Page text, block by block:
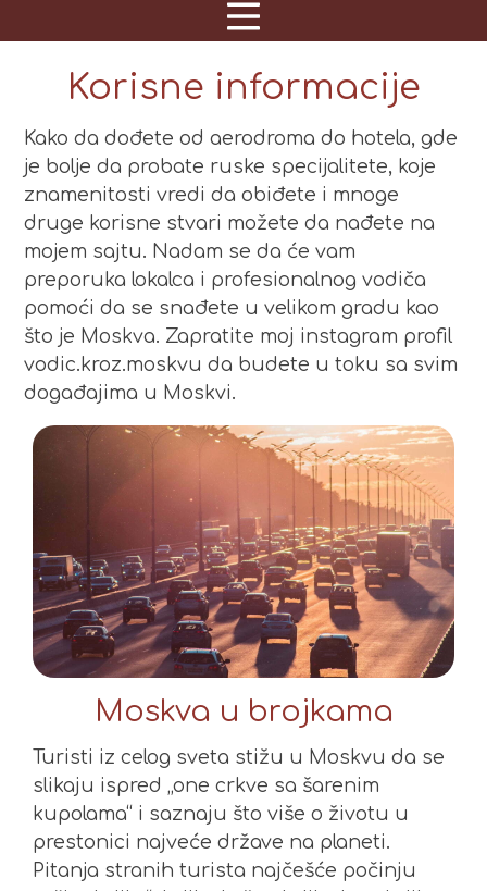
Korisne informacije
Kako da dođete od aerodroma do hotela, gde
je bolje da probate ruske specijalitete, koje
znamenitosti vredi da obiđete i mnoge
druge korisne stvari možete da nađete na
mojem sajtu. Nadam se da će vam
preporuka lokalca i profesionalnog vodiča
pomoći da se snađete u velikom gradu kao
što je Moskva. Zapratite moj instagram profil
vodic.kroz.moskvu da budete u toku sa svim
događajima u Moskvi.
Moskva u brojkama
Turisti iz celog sveta stižu u Moskvu da se
slikaju ispred „one crkve sa šarenim
kupolama“ i saznaju što više o životu u
prestonici najveće države na planeti.
Pitanja stranih turista najčešće počinju